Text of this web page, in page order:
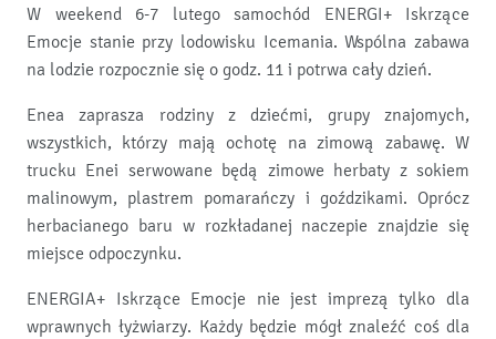
W weekend 6-7 lutego samochód ENERGI+ Iskrzące
Emocje stanie przy lodowisku Icemania. Wspólna zabawa
na lodzie rozpocznie się o godz. 11 i potrwa cały dzień.
Enea zaprasza rodziny z dziećmi, grupy znajomych,
wszystkich, którzy mają ochotę na zimową zabawę. W
trucku Enei serwowane będą zimowe herbaty z sokiem
malinowym, plastrem pomarańczy i goździkami. Oprócz
herbacianego baru w rozkładanej naczepie znajdzie się
miejsce odpoczynku.
ENERGIA+ Iskrzące Emocje nie jest imprezą tylko dla
wprawnych łyżwiarzy. Każdy będzie mógł znaleźć coś dla